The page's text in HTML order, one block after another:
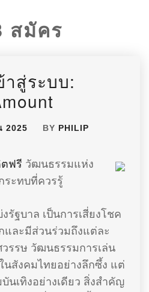
สมัคร
าสู่ระบบ:
2025 BY PHILIP
ตฟรี วัฒนธรรมแห่ง
ระทบที่ควรรู้
รัฐบาล เป็นการเสี่ยงโชค
ละมีส่วนร่วมถึงแต่ละ
รรษ วัฒนธรรมการเล่น
นสังคมไทยอย่างลึกซึ้ง แต่
นเทิงอย่างเดียว สิ่งสำคัญ